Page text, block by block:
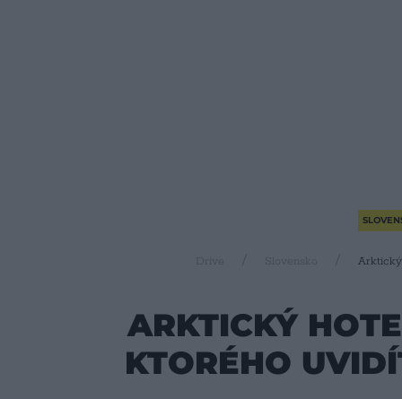
Drive Slovensko
ARKTICKÝ
KTORÉHO